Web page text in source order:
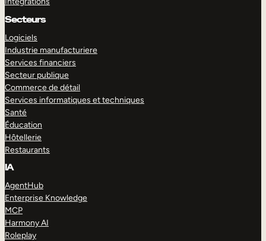
Secteurs
Logiciels
Industrie manufacturiere
Services financiers
Secteur publique
Commerce de détail
Services informatiques et techniques
Santé
Éducation
Hôtellerie
Restaurants
IA
AgentHub
Enterprise Knowledge
MCP
Harmony AI
Roleplay